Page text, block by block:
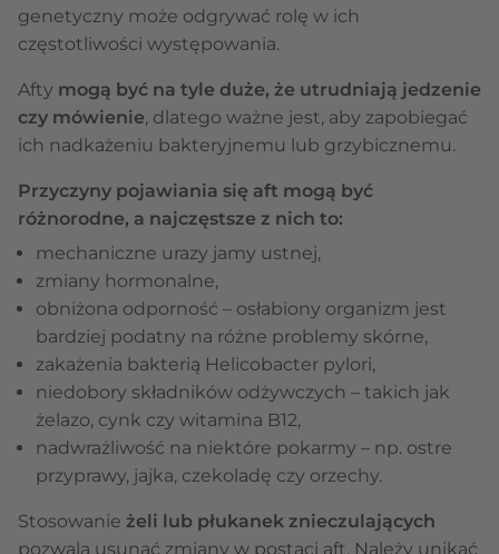
genetyczny może odgrywać rolę w ich
częstotliwości występowania.
Afty mogą być na tyle duże, że utrudniają jedzenie
czy mówienie, dlatego ważne jest, aby zapobiegać
ich nadkażeniu bakteryjnemu lub grzybicznemu.
Przyczyny pojawiania się aft mogą być
różnorodne, a najczęstsze z nich to:
mechaniczne urazy jamy ustnej,
zmiany hormonalne,
obniżona odporność – osłabiony organizm jest
bardziej podatny na różne problemy skórne,
zakażenia bakterią Helicobacter pylori,
niedobory składników odżywczych – takich jak
żelazo, cynk czy witamina B12,
nadwrażliwość na niektóre pokarmy – np. ostre
przyprawy, jajka, czekoladę czy orzechy.
Stosowanie żeli lub płukanek znieczulających
pozwala usunąć zmiany w postaci aft. Należy unikać